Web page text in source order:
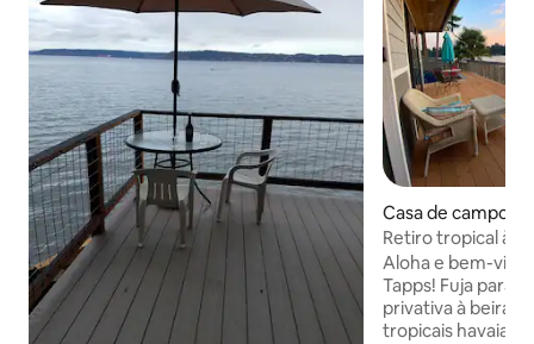
Casa de campo ⋅
s
Retiro tropical à
privativa com Tiki
Aloha e bem-
Tapps! Fuja para
privativa à beira
tropicais